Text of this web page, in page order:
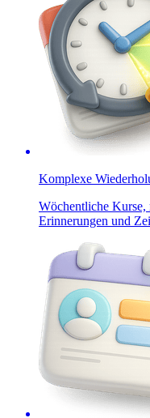
Komplexe
Wöchentliche Kurse,
Erinnerungen und